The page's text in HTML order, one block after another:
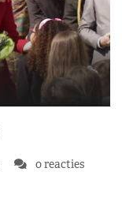
0 reacties